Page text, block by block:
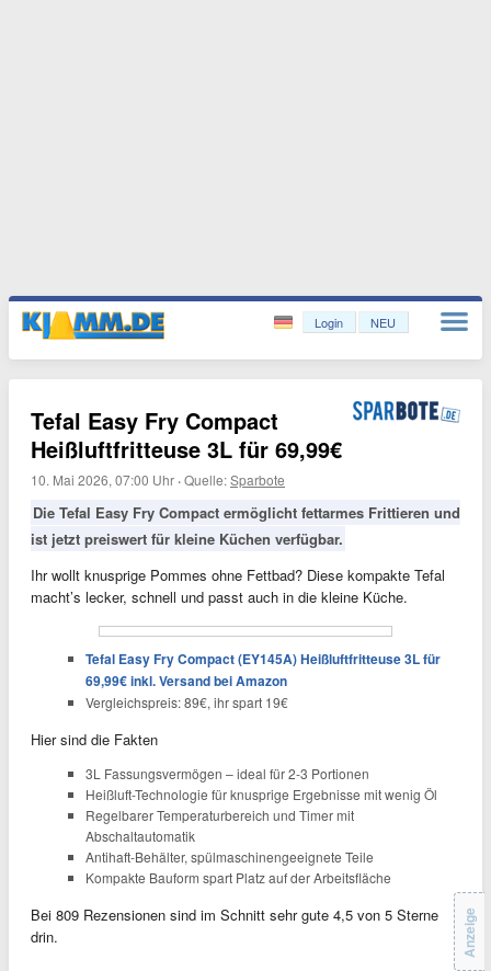
Login NEU
Tefal Easy Fry Compact
Heißluftfritteuse 3L für 69,99€
10. Mai 2026, 07:00 Uhr ·Quelle:Sparbote
Die Tefal Easy Fry Compact ermöglicht fettarmes Frittieren und
ist jetzt preiswert für kleine Küchen verfügbar.
Ihr wollt knusprige Pommes ohne Fettbad? Diese kompakte Tefal
macht’s lecker, schnell und passt auch in die kleine Küche.
Tefal Easy Fry Compact (EY145A) Heißluftfritteuse 3L für
69,99€ inkl. Versand bei Amazon
Vergleichspreis: 89€, ihr spart 19€
Hier sind die Fakten
3L Fassungsvermögen – ideal für 2-3 Portionen
Heißluft-Technologie für knusprige Ergebnisse mit wenig Öl
Regelbarer Temperaturbereich und Timer mit
Abschaltautomatik
Antihaft-Behälter, spülmaschinengeeignete Teile
Kompakte Bauform spart Platz auf der Arbeitsfläche
Bei 809 Rezensionen sind im Schnitt sehr gute 4,5 von 5 Sterne
drin.
Anzeige